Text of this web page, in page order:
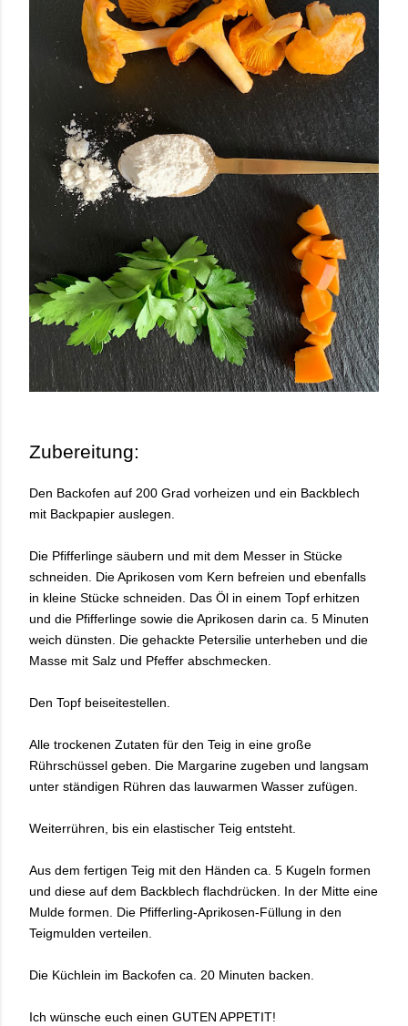
Zubereitung:
Den Backofen auf 200 Grad vorheizen und ein Backblech
mit Backpapier auslegen.
Die Pfifferlinge säubern und mit dem Messer in Stücke
schneiden. Die Aprikosen vom Kern befreien und ebenfalls
in kleine Stücke schneiden. Das Öl in einem Topf erhitzen
und die Pfifferlinge sowie die Aprikosen darin ca. 5 Minuten
weich dünsten. Die gehackte Petersilie unterheben und die
Masse mit Salz und Pfeffer abschmecken.
Den Topf beiseitestellen.
Alle trockenen Zutaten für den Teig in eine große
Rührschüssel geben. Die Margarine zugeben und langsam
unter ständigen Rühren das lauwarmen Wasser zufügen.
Weiterrühren, bis ein elastischer Teig entsteht.
Aus dem fertigen Teig mit den Händen ca. 5 Kugeln formen
und diese auf dem Backblech flachdrücken. In der Mitte eine
Mulde formen. Die Pfifferling-Aprikosen-Füllung in den
Teigmulden verteilen.
Die Küchlein im Backofen ca. 20 Minuten backen.
Ich wünsche euch einen GUTEN APPETIT!